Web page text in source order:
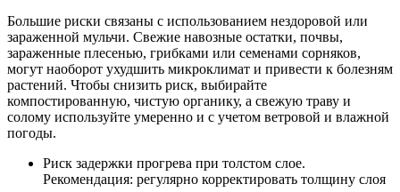
Большие риски связаны с использованием нездоровой или
зараженной мульчи. Свежие навозные остатки, почвы,
зараженные плесенью, грибками или семенами сорняков,
могут наоборот ухудшить микроклимат и привести к болезням
растений. Чтобы снизить риск, выбирайте
компостированную, чистую органику, а свежую траву и
солому используйте умеренно и с учетом ветровой и влажной
погоды.
Риск задержки прогрева при толстом слое.
Рекомендация: регулярно корректировать толщину слоя